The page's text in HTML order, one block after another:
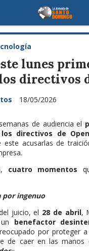
lunes
directivos
18/05/2026
de audiencia el
directivos de
este acusarlas de
cuatro momentos
por ingenuo
juicio, el 28 de abril,
benefactor
por proteger
de caer en las manos